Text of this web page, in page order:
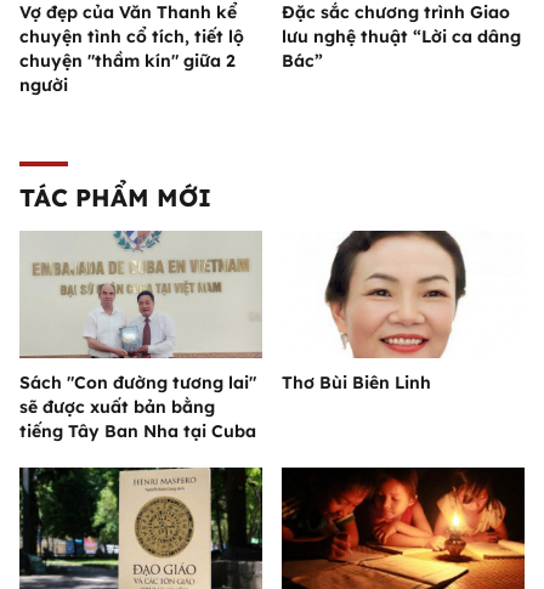
Vợ đẹp của Văn Thanh kể
chuyện tình cổ tích, tiết lộ
chuyện "thầm kín" giữa 2
người
Đặc sắc chương trình Giao
lưu nghệ thuật “Lời ca dâng
Bác”
TÁC PHẨM MỚI
Sách "Con đường tương lai"
sẽ được xuất bản bằng
tiếng Tây Ban Nha tại Cuba
Thơ Bùi Biên Linh